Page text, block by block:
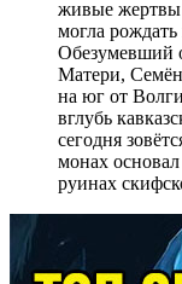
живые жертвы
могла
Обезумевший
Матери,
на юг от
вглубь
сегодня
монах
руинах